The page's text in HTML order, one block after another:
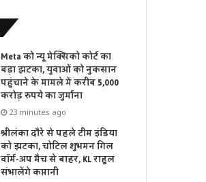
Meta को न्यू मेक्सिको कोर्ट का
बड़ा झटका, युवाओं को नुकसान
पहुंचाने के मामले में करीब 5,000
करोड़ रुपये का जुर्माना
23 minutes ago
श्रीलंका दौरे से पहले टीम इंडिया
को झटका, चोटिल शुभमन गिल
वॉर्म-अप मैच से बाहर, KL राहुल
संभालेंगे कप्तानी